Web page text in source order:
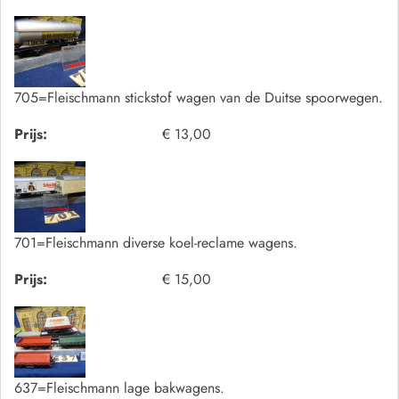
705=Fleischmann stickstof wagen van de Duitse spoorwegen.
Prijs:
€ 13,00
701=Fleischmann diverse koel-reclame wagens.
Prijs:
€ 15,00
637=Fleischmann lage bakwagens.